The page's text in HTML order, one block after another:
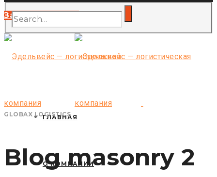
Тел.:: +7(919)041-70-03
Email: Larika206@yandex.ru
Заказать звонок
ГЛАВНАЯ
О КОМПАНИИ
GLOBAX LOGISTICS
Blog masonry 2